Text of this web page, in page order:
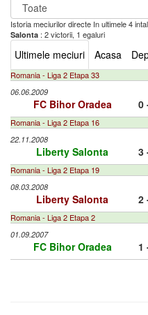
Istoria meciurilor directe In ultimele 4
Salonta : 2 victorii, 1 egaluri
Ultimele meciuri Acasa
Romania - Liga 2 Etapa 33
06.06.2009
FC Bihor Oradea 0
Romania - Liga 2 Etapa 16
22.11.2008
Liberty Salonta 3
Romania - Liga 2 Etapa 19
08.03.2008
Liberty Salonta 2
Romania - Liga 2 Etapa 2
01.09.2007
FC Bihor Oradea 1